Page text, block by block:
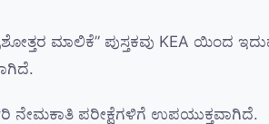
ಮಾಲಿಕೆ” ಪುಸ್ತಕವು KEA ಯಿಂದ
ನೇಮಕಾತಿ ಪರೀಕ್ಷೆಗಳಿಗೆ ಉಪಯುಕ್ತವಾಗಿದೆ.